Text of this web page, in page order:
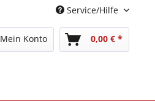
Service/Hilfe
Mein Konto 0,00 € *